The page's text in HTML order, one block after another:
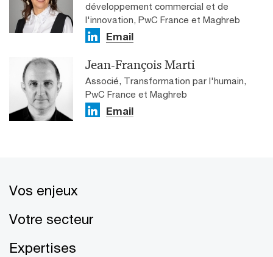
développement commercial et de
l'innovation, PwC France et Maghreb
Email
Jean-François Marti
Associé, Transformation par l'humain,
PwC France et Maghreb
Email
Vos enjeux
Votre secteur
Expertises